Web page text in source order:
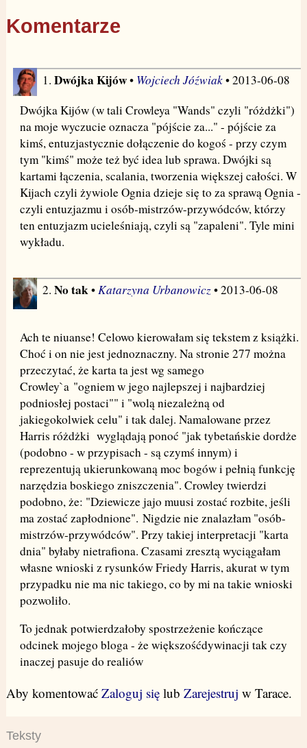
Komentarze
1. Dwójka Kijów• Wojciech Jóźwiak• 2013-06-08
Dwójka Kijów (w tali Crowleya "Wands" czyli "różdżki")
na moje wyczucie oznacza "pójście za..." - pójście za
kimś, entuzjastycznie dołączenie do kogoś - przy czym
tym "kimś" może też być idea lub sprawa. Dwójki są
kartami łączenia, scalania, tworzenia większej całości. W
Kijach czyli żywiole Ognia dzieje się to za sprawą Ognia -
czyli entuzjazmu i osób-mistrzów-przywódców, którzy
ten entuzjazm ucieleśniają, czyli są "zapaleni". Tyle mini
wykładu.
2. No tak•Katarzyna Urbanowicz• 2013-06-08
Ach te niuanse! Celowo kierowałam się tekstem z książki.
Choć i on nie jest jednoznaczny. Na stronie 277 można
przeczytać, że karta ta jest wg samego
Crowley`a "ogniem w jego najlepszej i najbardziej
podniosłej postaci"" i "wolą niezależną od
jakiegokolwiek celu" i tak dalej. Namalowane przez
Harris różdżki wyglądają ponoć "jak tybetańskie dordże
(podobno - w przypisach - są czymś innym) i
reprezentują ukierunkowaną moc bogów i pełnią funkcję
narzędzia boskiego zniszczenia". Crowley twierdzi
podobno, że: "Dziewicze jajo muusi zostać rozbite, jeśli
ma zostać zapłodnione". Nigdzie nie znalazłam "osób-
mistrzów-przywódców". Przy takiej interpretacji "karta
dnia" byłaby nietrafiona. Czasami zresztą wyciągałam
własne wnioski z rysunków Friedy Harris, akurat w tym
przypadku nie ma nic takiego, co by mi na takie wnioski
pozwoliło.
To jednak potwierdzałoby spostrzeżenie kończące
odcinek mojego bloga - że większośćdywinacji tak czy
inaczej pasuje do realiów
Aby komentować Zaloguj sięlub Zarejestruj w Tarace.
Teksty